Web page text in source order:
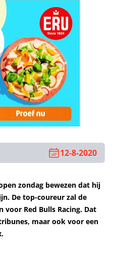
12-8-2020
zondag bewezen dat hij
De top-coureur zal de
voor Red Bulls Racing. Dat
maar ook voor een